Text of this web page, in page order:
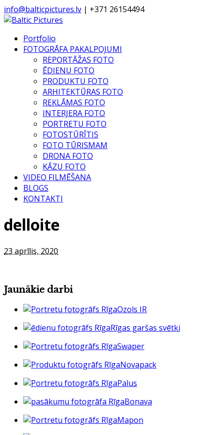
info@balticpictures.lv | +371 26154494
Portfolio
FOTOGRĀFA PAKALPOJUMI
REPORTĀŽAS FOTO
ĒDIENU FOTO
PRODUKTU FOTO
ARHITEKTŪRAS FOTO
REKLĀMAS FOTO
INTERJERA FOTO
PORTRETU FOTO
FOTOSTŪRĪTIS
FOTO TŪRISMAM
DRONA FOTO
KĀZU FOTO
VIDEO FILMĒŠANA
BLOGS
KONTAKTI
delloite
23 aprīlis, 2020
Jaunākie darbi
Ozols IR
Rīgas garšas svētki
Swaper
Novapack
Palus
Bonava
Mapon